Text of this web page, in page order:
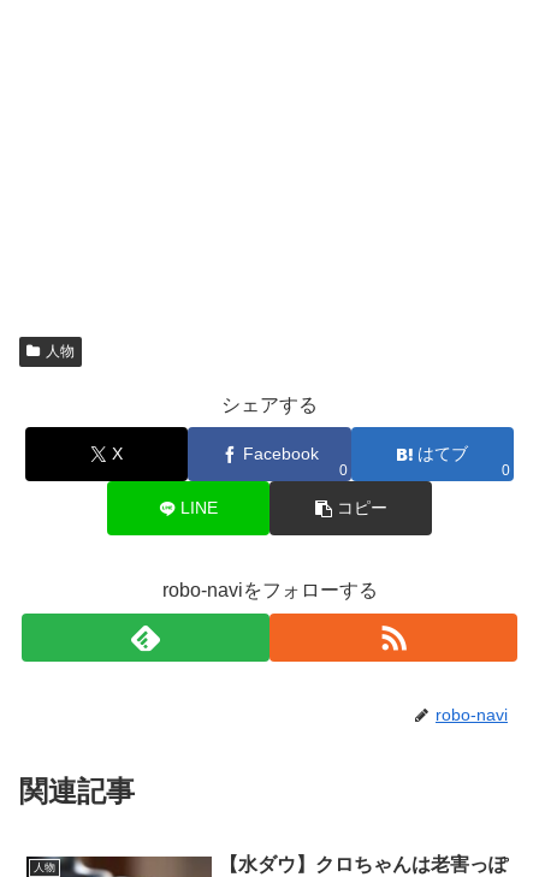
人物
シェアする
X Facebook
0
はてブ
0
LINE コピー
robo-naviをフォローする
robo-navi
関連記事
人物
【水ダウ】クロちゃんは老害っぽ